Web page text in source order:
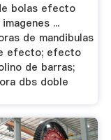
bolas efecto
...
de mandibulas
efecto; efecto
de barras;
dbs doble